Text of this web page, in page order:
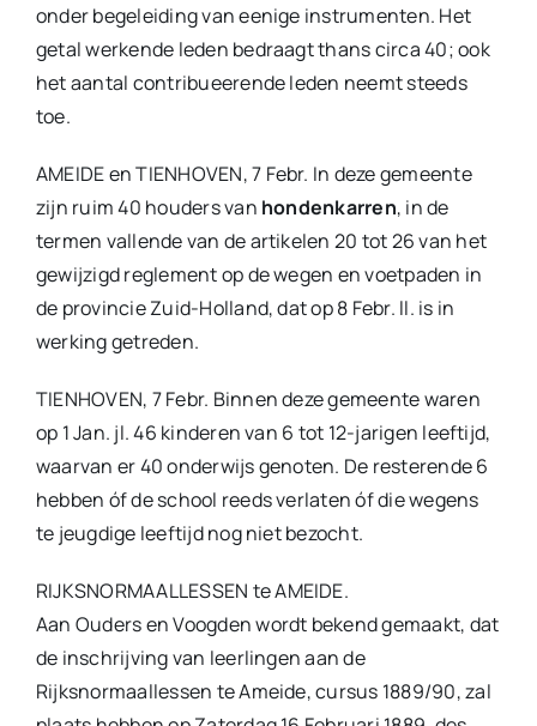
onder begeleiding van eenige instrumenten. Het
getal werkende leden bedraagt thans circa 40; ook
het aantal contribueerende leden neemt steeds
toe.
AMEIDE en TIENHOVEN, 7 Febr. In deze gemeente
zijn ruim 40 houders van hondenkarren, in de
termen vallende van de artikelen 20 tot 26 van het
gewijzigd reglement op de wegen en voetpaden in
de provincie Zuid-Holland, dat op 8 Febr. ll. is in
werking getreden.
TIENHOVEN, 7 Febr. Binnen deze gemeente waren
op 1 Jan. jl. 46 kinderen van 6 tot 12-jarigen leeftijd,
waarvan er 40 onderwijs genoten. De resterende 6
hebben óf de school reeds verlaten óf die wegens
te jeugdige leeftijd nog niet bezocht.
RIJKSNORMAALLESSEN te AMEIDE.
Aan Ouders en Voogden wordt bekend gemaakt, dat
de inschrijving van leerlingen aan de
Rijksnormaallessen te Ameide, cursus 1889/90, zal